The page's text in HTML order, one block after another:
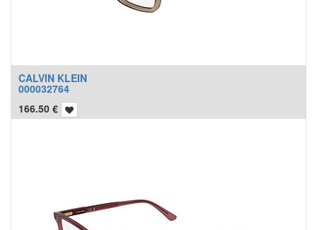
CALVIN KLEIN
000032764
166.50 €